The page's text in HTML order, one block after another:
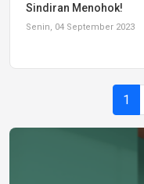
Sindiran Menohok!
Senin, 04 September 2023
1